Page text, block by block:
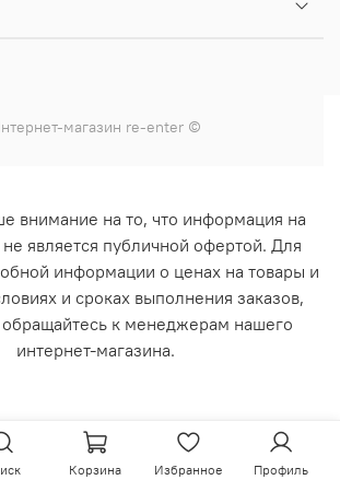
магазин re-enter ©
внимание на то, что информация на
является публичной офертой. Для
информации о ценах на товары и
и сроках выполнения заказов,
обращайтесь к менеджерам нашего
интернет-магазина.
Корзина Избранное Профиль